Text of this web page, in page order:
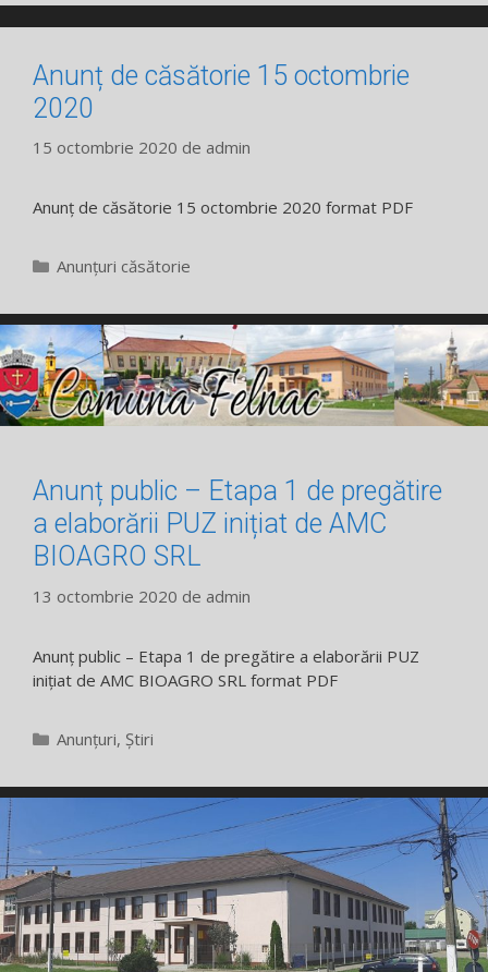
Anunț de căsătorie 15 octombrie
2020
15 octombrie 2020 de admin
Anunț de căsătorie 15 octombrie 2020 format PDF
Categorii
Anunțuri căsătorie
Anunț public – Etapa 1 de pregătire
a elaborării PUZ inițiat de AMC
BIOAGRO SRL
13 octombrie 2020 de admin
Anunț public – Etapa 1 de pregătire a elaborării PUZ
inițiat de AMC BIOAGRO SRL format PDF
Categorii
Anunțuri, Știri